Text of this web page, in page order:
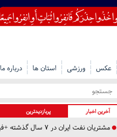
عکس ورزشی استان ها درباره ما
آخرین اخبار پربازدیدترین
مشتریان نفت ایران در ۷ سال گذشته +فیلم